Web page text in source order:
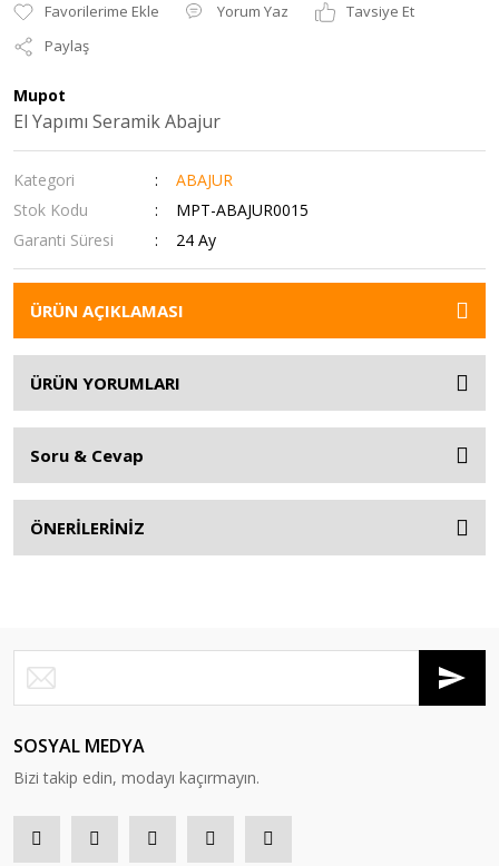
Yorum Yaz
Tavsiye Et
Paylaş
Mupot
El Yapımı Seramik Abajur
Kategori
ABAJUR
Stok Kodu
MPT-ABAJUR0015
Garanti Süresi
24 Ay
ÜRÜN AÇIKLAMASI
ÜRÜN YORUMLARI
Soru & Cevap
ÖNERİLERİNİZ
SOSYAL MEDYA
Bizi takip edin, modayı kaçırmayın.